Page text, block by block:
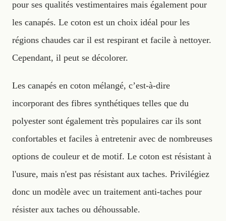
pour ses qualités vestimentaires mais également pour
les canapés. Le coton est un choix idéal pour les
régions chaudes car il est respirant et facile à nettoyer.
Cependant, il peut se décolorer.
Les canapés en coton mélangé, c’est-à-dire
incorporant des fibres synthétiques telles que du
polyester sont également très populaires car ils sont
confortables et faciles à entretenir avec de nombreuses
options de couleur et de motif. Le coton est résistant à
l'usure, mais n'est pas résistant aux taches. Privilégiez
donc un modèle avec un traitement anti-taches pour
résister aux taches ou déhoussable.